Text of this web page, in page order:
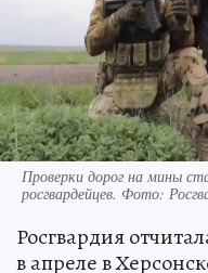
Проверки дорог на мины
росгвардейцев. Фото:
Росгвардия
в апреле в